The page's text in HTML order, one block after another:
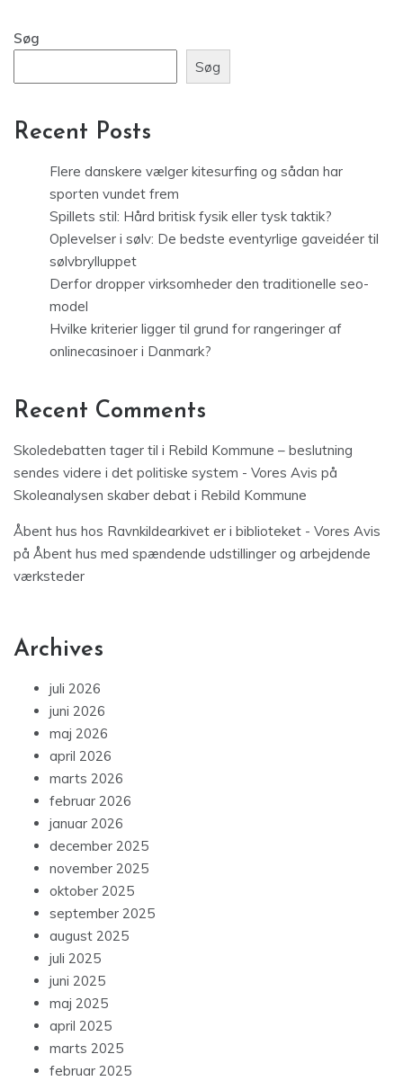
Søg
Søg
Recent Posts
Flere danskere vælger kitesurfing og sådan har
sporten vundet frem
Spillets stil: Hård britisk fysik eller tysk taktik?
Oplevelser i sølv: De bedste eventyrlige gaveidéer til
sølvbrylluppet
Derfor dropper virksomheder den traditionelle seo-
model
Hvilke kriterier ligger til grund for rangeringer af
onlinecasinoer i Danmark?
Recent Comments
Skoledebatten tager til i Rebild Kommune – beslutning
sendes videre i det politiske system - Vores Avis på
Skoleanalysen skaber debat i Rebild Kommune
Åbent hus hos Ravnkildearkivet er i biblioteket - Vores Avis
på Åbent hus med spændende udstillinger og arbejdende
værksteder
Archives
juli 2026
juni 2026
maj 2026
april 2026
marts 2026
februar 2026
januar 2026
december 2025
november 2025
oktober 2025
september 2025
august 2025
juli 2025
juni 2025
maj 2025
april 2025
marts 2025
februar 2025